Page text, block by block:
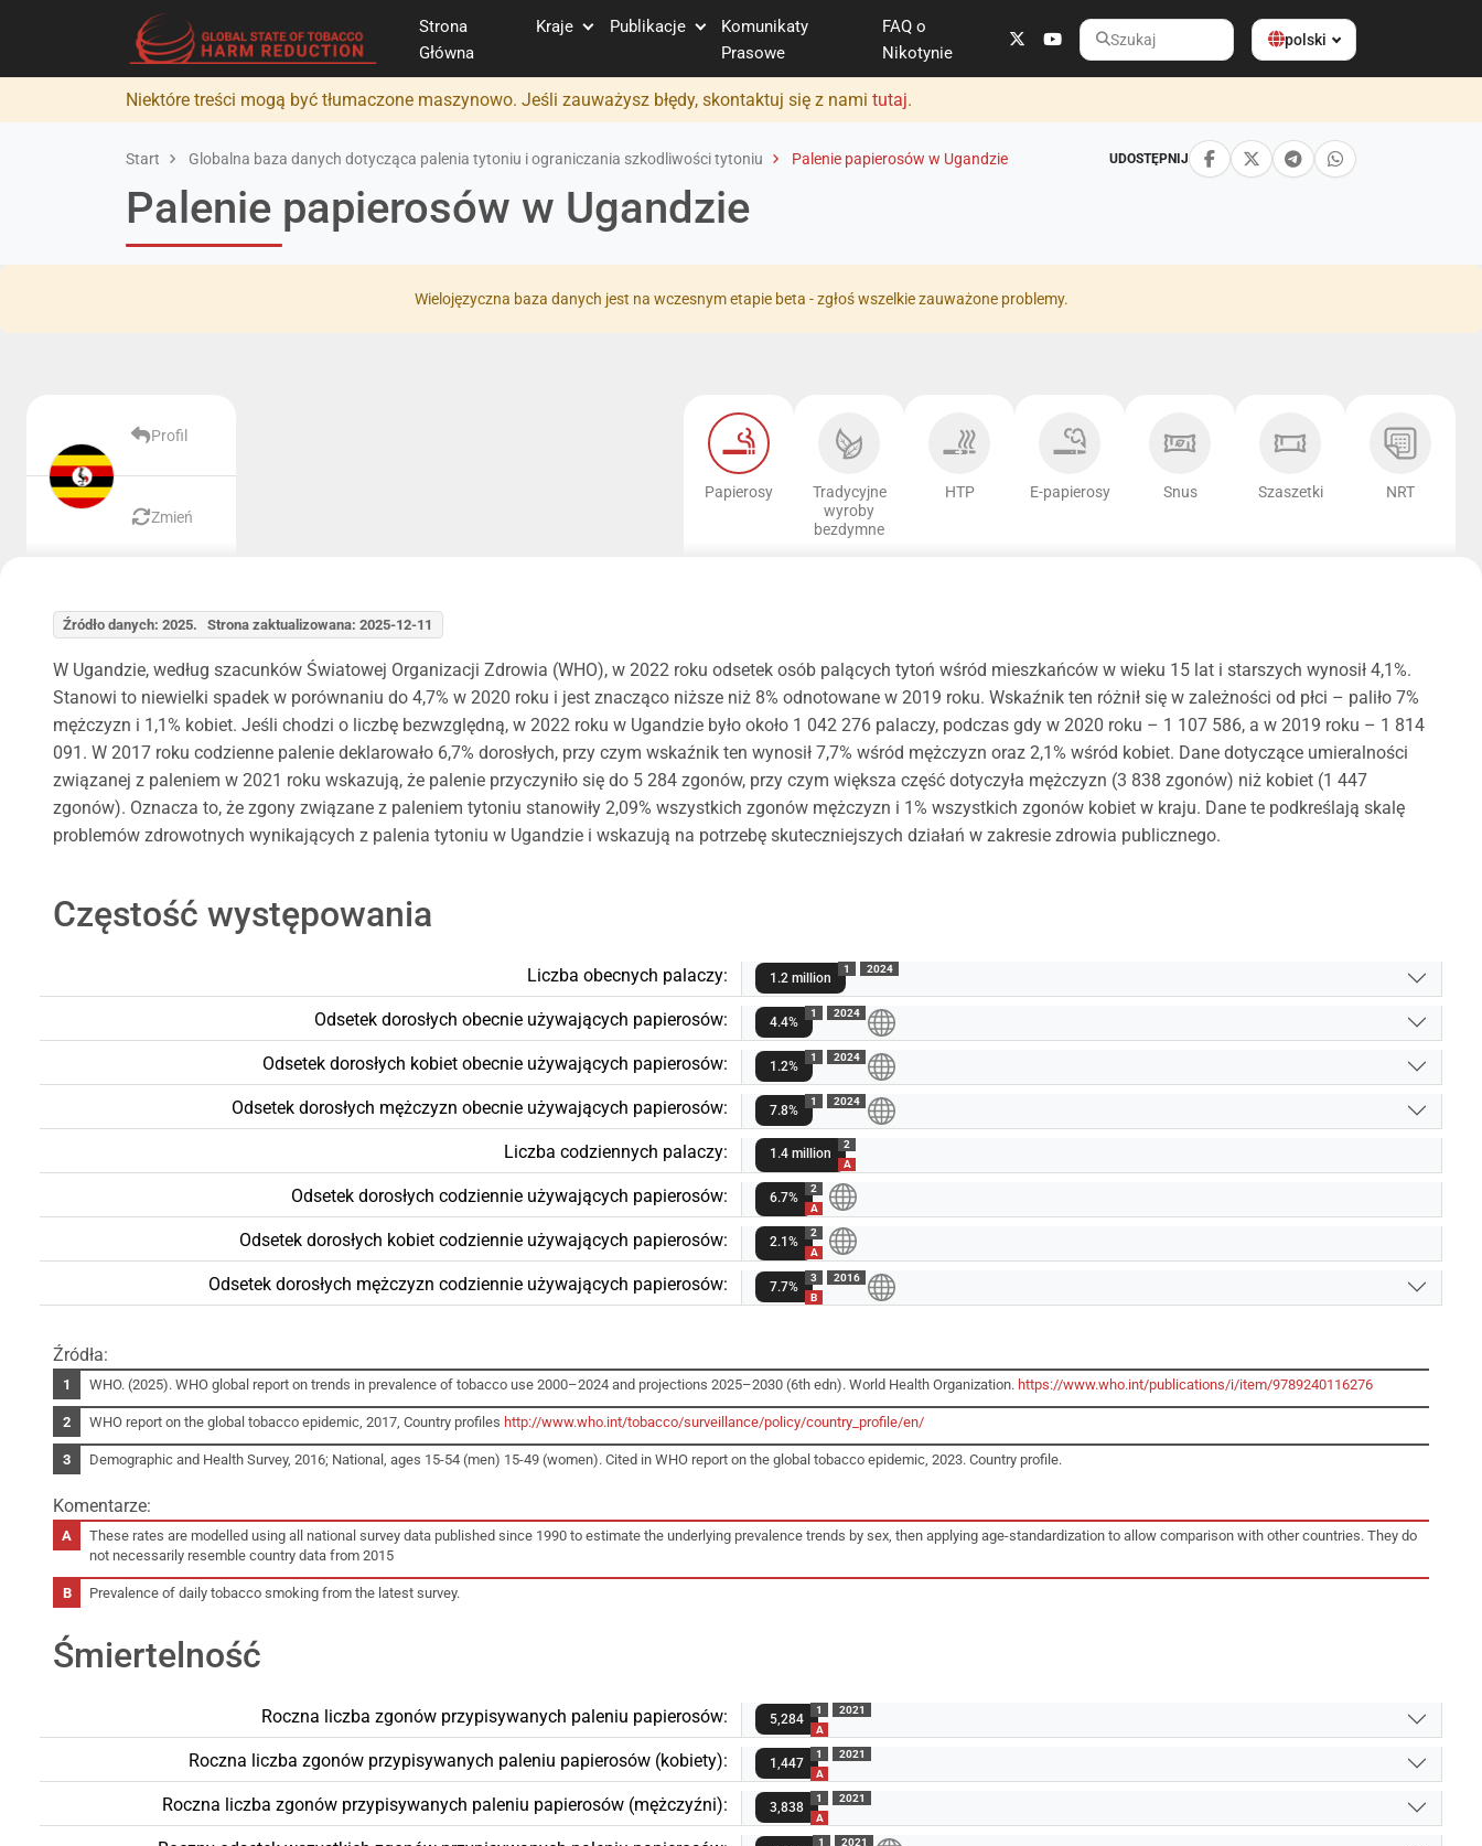
Strona
Główna
Kraje Publikacje
Komunikaty
Prasowe
FAQ o
Nikotynie
Szukaj
polski
Niektóre treści mogą być tłumaczone maszynowo. Jeśli zauważysz błędy, skontaktuj się z nami tutaj.
Start Globalna baza danych dotycząca palenia tytoniu i ograniczania szkodliwości tytoniu Palenie papierosów w Ugandzie UDOSTĘPNIJ
Palenie papierosów w Ugandzie
Wielojęzyczna baza danych jest na wczesnym etapie beta - zgłoś wszelkie zauważone problemy.
Profil
Zmień
Papierosy
Tradycyjne
wyroby
bezdymne
HTP E-papierosy Snus Szaszetki NRT
Źródło danych: 2025. Strona zaktualizowana: 2025-12-11
W Ugandzie, według szacunków Światowej Organizacji Zdrowia (WHO), w 2022 roku odsetek osób palących tytoń wśród mieszkańców w wieku 15 lat i starszych wynosił 4,1%.
Stanowi to niewielki spadek w porównaniu do 4,7% w 2020 roku i jest znacząco niższe niż 8% odnotowane w 2019 roku. Wskaźnik ten różnił się w zależności od płci – paliło 7%
mężczyzn i 1,1% kobiet. Jeśli chodzi o liczbę bezwzględną, w 2022 roku w Ugandzie było około 1 042 276 palaczy, podczas gdy w 2020 roku – 1 107 586, a w 2019 roku – 1 814
091. W 2017 roku codzienne palenie deklarowało 6,7% dorosłych, przy czym wskaźnik ten wynosił 7,7% wśród mężczyzn oraz 2,1% wśród kobiet. Dane dotyczące umieralności
związanej z paleniem w 2021 roku wskazują, że palenie przyczyniło się do 5 284 zgonów, przy czym większa część dotyczyła mężczyzn (3 838 zgonów) niż kobiet (1 447
zgonów). Oznacza to, że zgony związane z paleniem tytoniu stanowiły 2,09% wszystkich zgonów mężczyzn i 1% wszystkich zgonów kobiet w kraju. Dane te podkreślają skalę
problemów zdrowotnych wynikających z palenia tytoniu w Ugandzie i wskazują na potrzebę skuteczniejszych działań w zakresie zdrowia publicznego.
Częstość występowania
Liczba obecnych palaczy: 1.2 million
1 2024
Odsetek dorosłych obecnie używających papierosów: 4.4%
1 2024
Odsetek dorosłych kobiet obecnie używających papierosów: 1.2%
1 2024
Odsetek dorosłych mężczyzn obecnie używających papierosów: 7.8%
1 2024
Liczba codziennych palaczy: 1.4 million
2
A
Odsetek dorosłych codziennie używających papierosów: 6.7%
2
A
Odsetek dorosłych kobiet codziennie używających papierosów: 2.1%
2
A
Odsetek dorosłych mężczyzn codziennie używających papierosów: 7.7%
3
B
2016
Źródła:
WHO. (2025). WHO global report on trends in prevalence of tobacco use 2000–2024 and projections 2025–2030 (6th edn). World Health Organization. https://www.who.int/publications/i/item/9789240116276
WHO report on the global tobacco epidemic, 2017, Country profiles http://www.who.int/tobacco/surveillance/policy/country_profile/en/
Demographic and Health Survey, 2016; National, ages 15-54 (men) 15-49 (women). Cited in WHO report on the global tobacco epidemic, 2023. Country profile.
Komentarze:
These rates are modelled using all national survey data published since 1990 to estimate the underlying prevalence trends by sex, then applying age-standardization to allow comparison with other countries. They do
not necessarily resemble country data from 2015
Prevalence of daily tobacco smoking from the latest survey.
Śmiertelność
Roczna liczba zgonów przypisywanych paleniu papierosów: 5,284
1
A
2021
Roczna liczba zgonów przypisywanych paleniu papierosów (kobiety): 1,447
1
A
2021
Roczna liczba zgonów przypisywanych paleniu papierosów (mężczyźni): 3,838
1
A
2021
1
2021